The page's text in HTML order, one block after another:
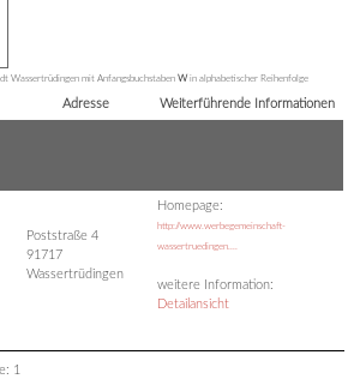
Wassertrüdingen mit Anfangsbuchstaben Win alphabetischer Reihenfolge
Adresse Weiterführende Informationen
Poststraße 4
91717
Wassertrüdingen
Homepage:
http://www.werbegemeinschaft-
wassertruedingen....
weitere Information:
Detailansicht
1